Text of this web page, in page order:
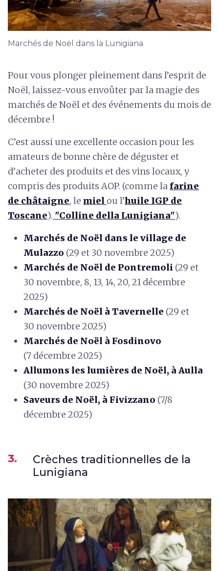
Marchés de Noël dans la Lunigiana
Pour vous plonger pleinement dans l’esprit de
Noël, laissez-vous envoûter par la magie des
marchés de Noël et des événements du mois de
décembre !
C’est aussi une excellente occasion pour les
amateurs de bonne chère de déguster et
d’acheter des produits et des vins locaux, y
compris des produits AOP. (comme la farine
de châtaigne, le miel ou l’huile IGP de
Toscane). "Colline della Lunigiana").
Marchés de Noël dans le village de
Mulazzo (29 et 30 novembre 2025)
Marchés de Noël de Pontremoli (29 et
30 novembre, 8, 13, 14, 20, 21 décembre
2025)
Marchés de Noël à Tavernelle (29 et
30 novembre 2025)
Marchés de Noël à Fosdinovo
(7 décembre 2025)
Allumons les lumières de Noël, à Aulla
(30 novembre 2025)
Saveurs de Noël, à Fivizzano (7/8
décembre 2025)
3.
Crèches traditionnelles de la
Lunigiana